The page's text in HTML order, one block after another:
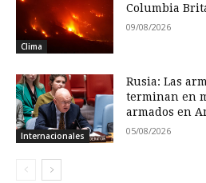
Clima
Columbia
09/08/2026
Internacionales
Rusia: Las
terminan en
armados en
05/08/2026